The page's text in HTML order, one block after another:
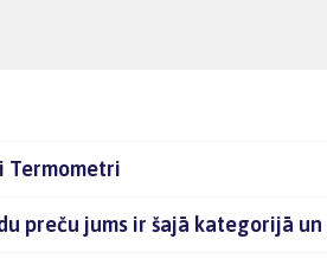
Termometri
preču jums ir šajā kategorijā un